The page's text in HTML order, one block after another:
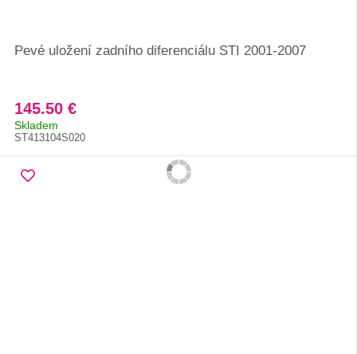
Pevé uložení zadního diferenciálu STI 2001-2007
145.50 €
Skladem
ST413104S020